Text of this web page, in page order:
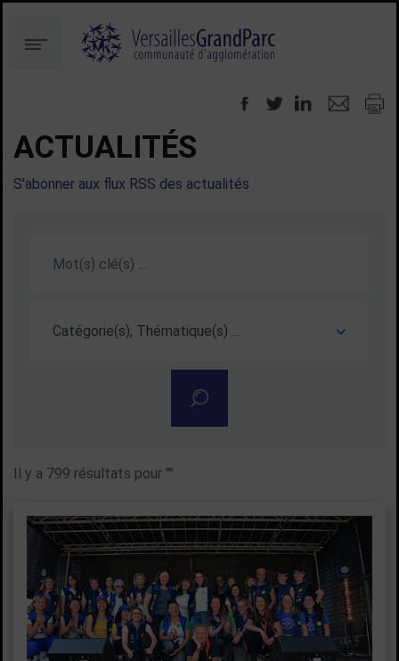
au
contenu
à
Menu
ACTUALITÉS
S'abonner aux flux RSS des actualités
Rechercher une actualité
Il y a 799 résultats pour ""